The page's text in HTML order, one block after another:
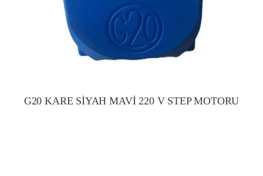
G20 KARE SİYAH MAVİ 220 V STEP MOTORU